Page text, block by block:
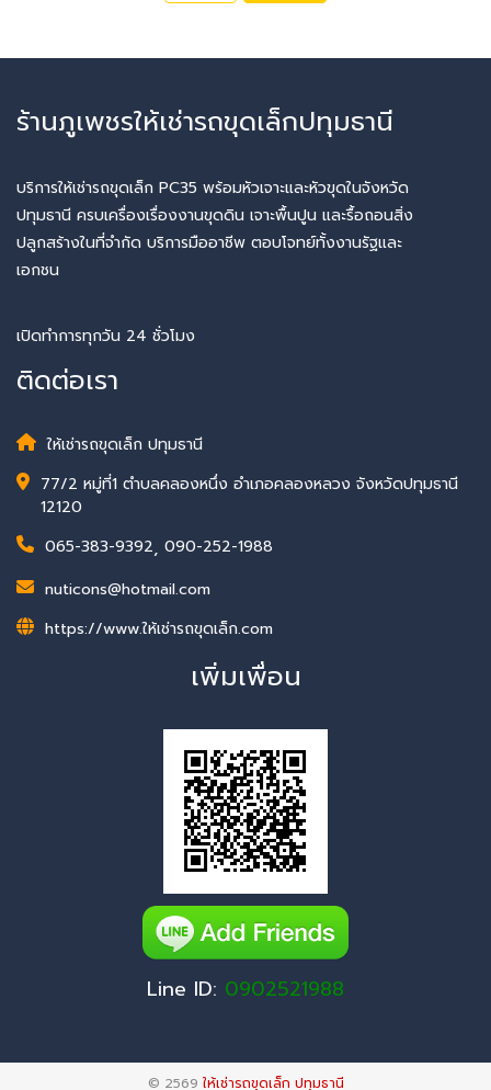
ร้านภูเพชรให้เช่ารถขุดเล็กปทุมธานี
บริการให้เช่ารถขุดเล็ก PC35 พร้อมหัวเจาะและหัวขุดในจังหวัด
ปทุมธานี ครบเครื่องเรื่องงานขุดดิน เจาะพื้นปูน และรื้อถอนสิ่ง
ปลูกสร้างในที่จำกัด บริการมืออาชีพ ตอบโจทย์ทั้งงานรัฐและ
เอกชน
เปิดทำการทุกวัน 24 ชั่วโมง
ติดต่อเรา
ให้เช่ารถขุดเล็ก ปทุมธานี
77/2 หมู่ที่1 ตำบลคลองหนึ่ง อำเภอคลองหลวง จังหวัดปทุมธานี
12120
065-383-9392, 090-252-1988
nuticons@hotmail.com
https://www.ให้เช่ารถขุดเล็ก.com
เพิ่มเพื่อน
Line ID: 0902521988
© 2569 ให้เช่ารถขุดเล็ก ปทุมธานี